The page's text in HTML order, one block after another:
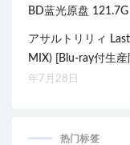
BD蓝光原盘 121.7G
アサルトリリィ
MIX) [Blu-ray付生
年7月28日
热门标签